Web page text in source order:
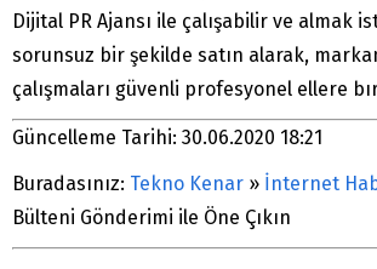
Dijital PR Ajansı ile çalışabilir ve almak
sorunsuz bir şekilde satın alarak,
çalışmaları güvenli profesyonel ellere
Güncelleme Tarihi: 30.06.2020 18:21
Buradasınız: Tekno Kenar » İnternet
Bülteni Gönderimi ile Öne Çıkın